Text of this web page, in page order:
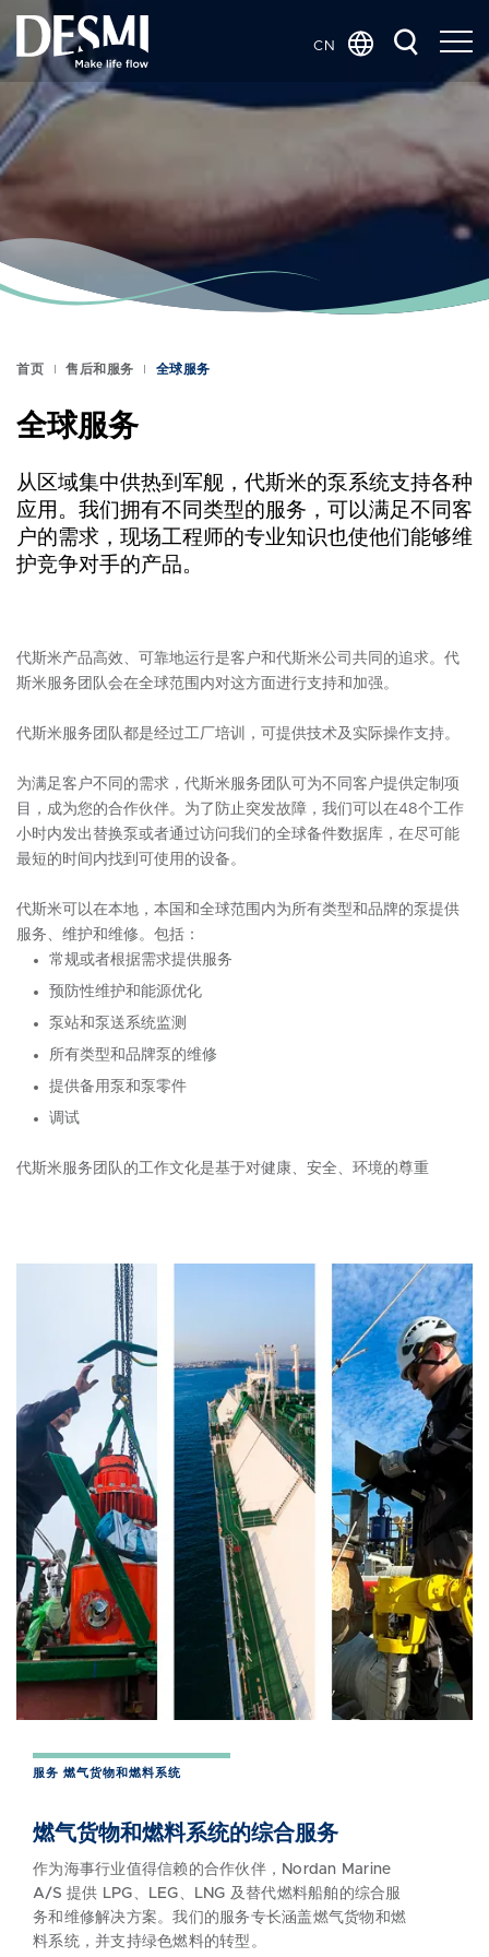
CN
French
首页 售后和服务 全球服务
全球服务
从区域集中供热到军舰，代斯米的泵系统支持各种
应用。我们拥有不同类型的服务，可以满足不同客
户的需求，现场工程师的专业知识也使他们能够维
护竞争对手的产品。
代斯米产品高效、可靠地运行是客户和代斯米公司共同的追求。代
斯米服务团队会在全球范围内对这方面进行支持和加强。
代斯米服务团队都是经过工厂培训，可提供技术及实际操作支持。
为满足客户不同的需求，代斯米服务团队可为不同客户提供定制项
目，成为您的合作伙伴。为了防止突发故障，我们可以在48个工作
小时内发出替换泵或者通过访问我们的全球备件数据库，在尽可能
最短的时间内找到可使用的设备。
代斯米可以在本地，本国和全球范围内为所有类型和品牌的泵提供
服务、维护和维修。包括：
常规或者根据需求提供服务
预防性维护和能源优化
泵站和泵送系统监测
所有类型和品牌泵的维修
提供备用泵和泵零件
调试
代斯米服务团队的工作文化是基于对健康、安全、环境的尊重
服务 燃气货物和燃料系统
燃气货物和燃料系统的综合服务
作为海事行业值得信赖的合作伙伴，Nordan Marine
A/S 提供 LPG、LEG、LNG 及替代燃料船舶的综合服
务和维修解决方案。我们的服务专长涵盖燃气货物和燃
料系统，并支持绿色燃料的转型。